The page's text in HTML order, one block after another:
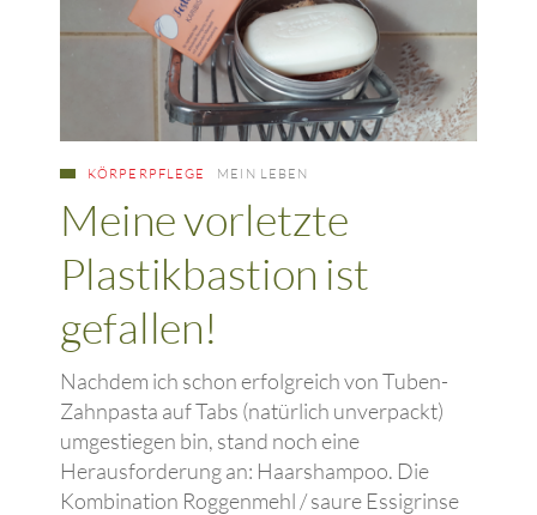
KÖRPERPFLEGE MEIN LEBEN
Meine vorletzte
Plastikbastion ist
gefallen!
Nachdem ich schon erfolgreich von Tuben-
Zahnpasta auf Tabs (natürlich unverpackt)
umgestiegen bin, stand noch eine
Herausforderung an: Haarshampoo. Die
Kombination Roggenmehl / saure Essigrinse